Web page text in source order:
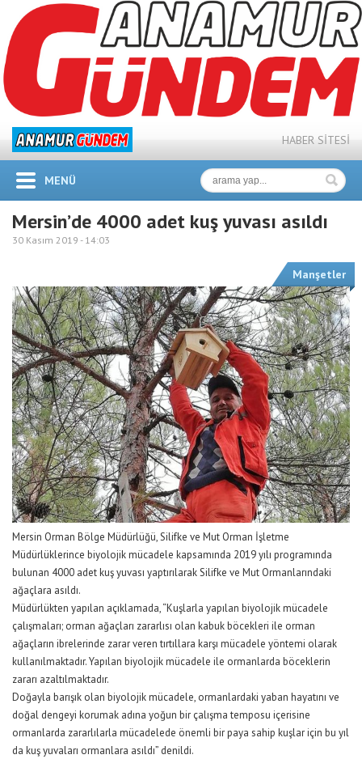
HABER SİTESİ
MENÜ
Mersin’de 4000 adet kuş yuvası asıldı
30 Kasım 2019 - 14:03
Manşetler
Mersin Orman Bölge Müdürlüğü, Silifke ve Mut Orman İşletme
Müdürlüklerince biyolojik mücadele kapsamında 2019 yılı programında
bulunan 4000 adet kuş yuvası yaptırılarak Silifke ve Mut Ormanlarındaki
ağaçlara asıldı.
Müdürlükten yapılan açıklamada, “Kuşlarla yapılan biyolojik mücadele
çalışmaları; orman ağaçları zararlısı olan kabuk böcekleri ile orman
ağaçların ibrelerinde zarar veren tırtıllara karşı mücadele yöntemi olarak
kullanılmaktadır. Yapılan biyolojik mücadele ile ormanlarda böceklerin
zararı azaltılmaktadır.
Doğayla barışık olan biyolojik mücadele, ormanlardaki yaban hayatını ve
doğal dengeyi korumak adına yoğun bir çalışma temposu içerisine
ormanlarda zararlılarla mücadelede önemli bir paya sahip kuşlar için bu yıl
da kuş yuvaları ormanlara asıldı” denildi.